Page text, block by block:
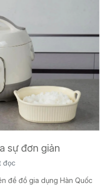
sự đơn giản
đọc
đề đồ gia dụng Hàn Quốc